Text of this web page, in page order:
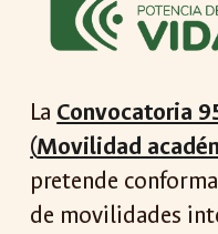
La Convocatoria
(Movilidad
pretende
de movilidades